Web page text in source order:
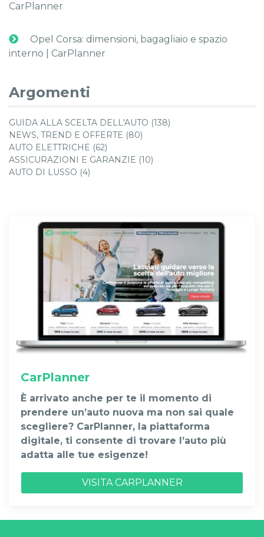
CarPlanner
Opel Corsa: dimensioni, bagagliaio e spazio
interno | CarPlanner
Argomenti
GUIDA ALLA SCELTA DELL'AUTO (138)
NEWS, TREND E OFFERTE (80)
AUTO ELETTRICHE (62)
ASSICURAZIONI E GARANZIE (10)
AUTO DI LUSSO (4)
CarPlanner
È arrivato anche per te il momento di
prendere un’auto nuova ma non sai quale
scegliere? CarPlanner, la piattaforma
digitale, ti consente di trovare l’auto più
adatta alle tue esigenze!
VISITA CARPLANNER